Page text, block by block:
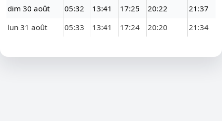
dim 30 août
05:32 13:41 17:25 20:22
21:37
lun 31 août
05:33 13:41 17:24 20:20 21:34